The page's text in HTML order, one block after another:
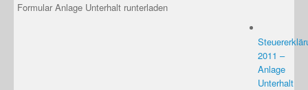
Formular Anlage Unterhalt runterladen
2011 –
Anlage
Unterhalt